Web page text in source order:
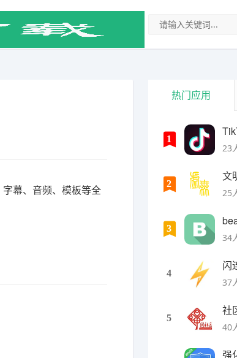
幕、音频、模板等全
热门应用
1
23
2
25
3
34
4
37
5
社
40